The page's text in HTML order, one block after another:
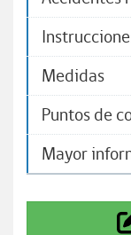
Medidas
Puntos de
Mayor